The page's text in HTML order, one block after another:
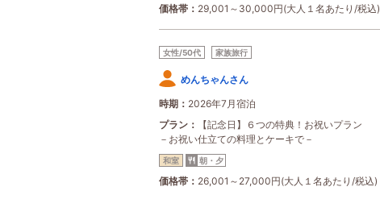
価格帯 29,001～30,000円(大人１名あたり/税込)
女性/50代 家族旅行
めんちゃんさん
時期
2026年7月宿泊
プラン
【記念日】６つの特典！お祝いプラン
－お祝い仕立ての料理とケーキで－
和室 朝・夕
価格帯 26,001～27,000円(大人１名あたり/税込)